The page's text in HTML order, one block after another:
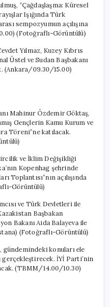
“Çağdaşlaşma: Küresel
Işığında Türk
sempozyumun açılışına
(Fotoğraflı-Görüntülü)
Yılmaz, Kuzey Kıbrıs
Üstel ve Sudan Başbakanı
(Ankara/09.30/15.00)
Mahinur Özdemir Göktaş,
Gençlerin Kamu Kurum ve
Töreni”ne katılacak.
ve İklim Değişikliği
Kopenhag şehrinde
Toplantısı”nın açılışında
Görüntülü)
ve Türk Devletleri ile
Başbakan
Bakanı Aida Balayeva ile
(Fotoğraflı-Görüntülü)
konuları ele
gerçekleştirecek. İYİ Parti’nin
(TBMM/14.00/10.30)